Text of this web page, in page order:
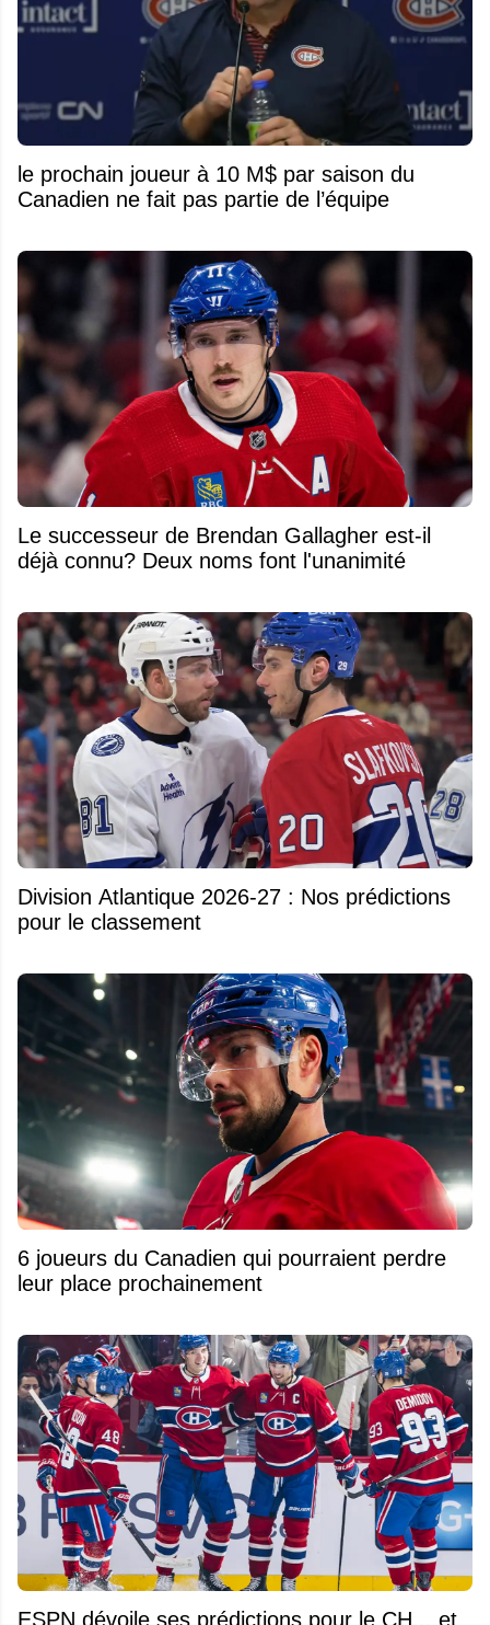
le prochain joueur à 10 M$ par saison du
Canadien ne fait pas partie de l’équipe
Le successeur de Brendan Gallagher est-il
déjà connu? Deux noms font l'unanimité
Division Atlantique 2026-27 : Nos prédictions
pour le classement
6 joueurs du Canadien qui pourraient perdre
leur place prochainement
ESPN dévoile ses prédictions pour le CH... et